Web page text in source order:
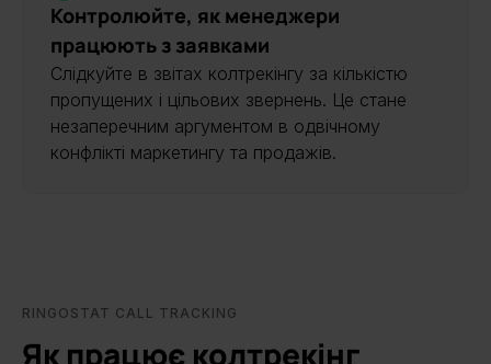
Контролюйте, як менеджери
працюють з заявками
Слідкуйте в звітах колтрекінгу за кількістю
пропущених і цільових звернень. Це стане
незаперечним аргументом в одвічному
конфлікті маркетингу та продажів.
RINGOSTAT CALL TRACKING
Як працює колтрекінг